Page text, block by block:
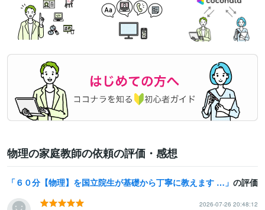
物理の家庭教師の依頼の評価・感想
６０分【物理】を国立院生が基礎から丁寧に教えます 初回お試し歓迎！物理を授業から受験対策までサポートします の評価
2026-07-26 20:48:12